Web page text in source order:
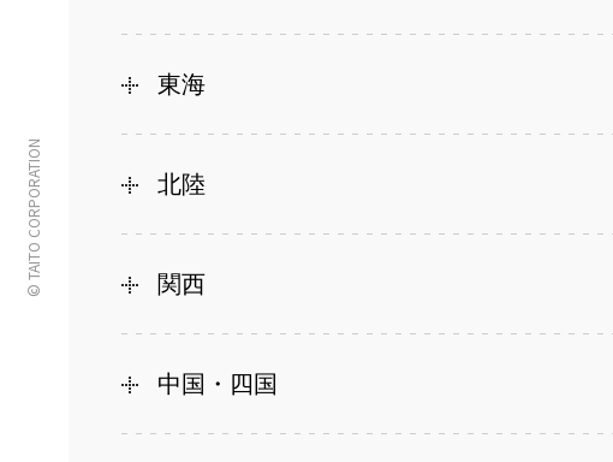
© TAITO CORPORATION
東海
北陸
関西
中国・四国